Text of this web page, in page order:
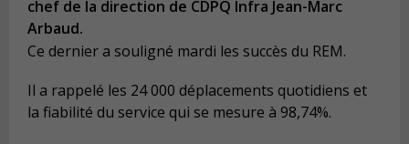
chef de la direction de CDPQ Infra Jean-Marc
Arbaud.
Ce dernier a souligné mardi les succès du REM.
Il a rappelé les 24 000 déplacements quotidiens et
la fiabilité du service qui se mesure à 98,74%.